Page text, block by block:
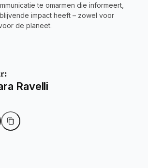
te omarmen die informeert,
impact heeft – zowel voor
de planeet.
Ravelli